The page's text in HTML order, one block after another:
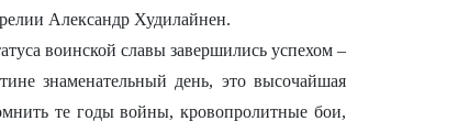
Александр Худилайнен.
воинской славы завершились успехом –
знаменательный день, это высочайшая
те годы войны, кровопролитные бои,